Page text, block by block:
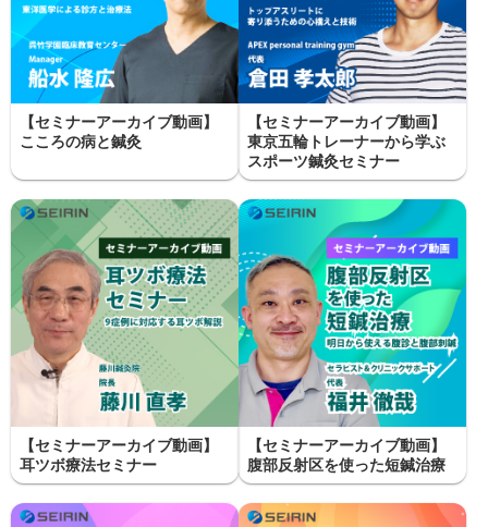
【セミナーアーカイブ動画】
こころの病と鍼灸
【セミナーアーカイブ動画】
東京五輪トレーナーから学ぶ
スポーツ鍼灸セミナー
【セミナーアーカイブ動画】
耳ツボ療法セミナー
【セミナーアーカイブ動画】
腹部反射区を使った短鍼治療